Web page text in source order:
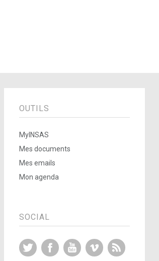
OUTILS
MyINSAS
Mes documents
Mes emails
Mon agenda
SOCIAL
Twitter FacebookYouTubeVimeo